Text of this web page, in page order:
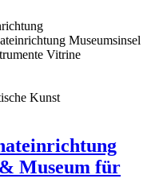
Museum für